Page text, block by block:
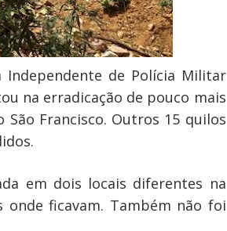
Independente de Polícia Militar
na erradicação de pouco mais
São Francisco. Outros 15 quilos
em dois locais diferentes na
ficavam. Também não foi